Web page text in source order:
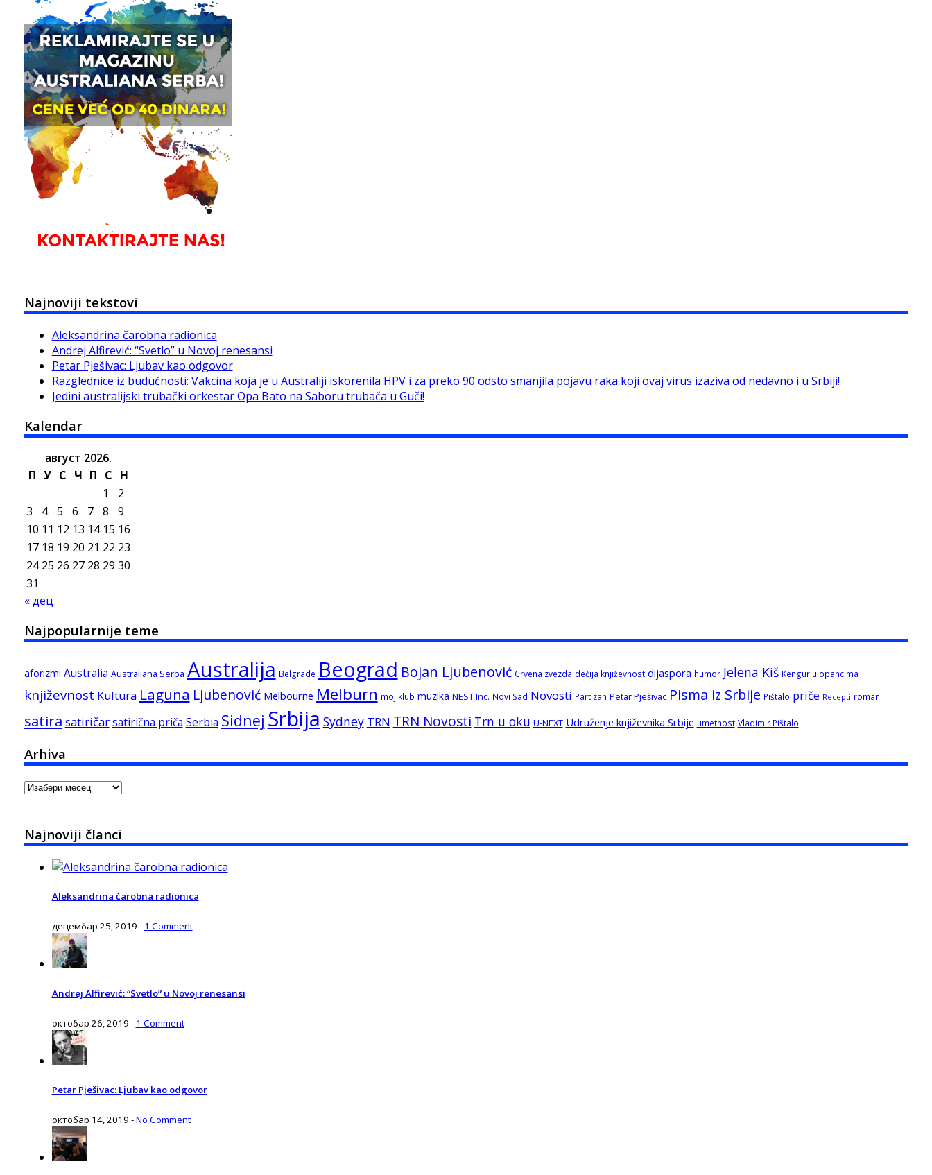
Najnoviji tekstovi
Aleksandrina čarobna radionica
Andrej Alfirević: “Svetlo” u Novoj renesansi
Petar Pješivac: Ljubav kao odgovor
Razglednice iz budućnosti: Vakcina koja je u Australiji iskorenila HPV i za preko 90 odsto smanjila pojavu raka koji ovaj virus izaziva od nedavno i u Srbiji!
Jedini australijski trubački orkestar Opa Bato na Saboru trubača u Guči!
Kalendar
август 2026.
П У С Ч П С Н
1
2
3
4 5 6 7 8
9
10 11 12 13 14 15 16
17 18 19 20 21 22 23
24 25 26 27 28 29 30
31
« дец
Najpopularnije teme
aforizmi Australia Australiana Serba Australija Belgrade Beograd Bojan Ljubenović Crvena zvezda dečija književnost dijaspora humor Jelena Kiš Kengur u opancima
književnost Kultura Laguna Ljubenović Melbourne Melburn moj klub muzika NEST Inc. Novi Sad Novosti Partizan Petar Pješivac Pisma iz Srbije Pištalo priče Recepti roman
satira satiričar satirična priča Serbia Sidnej Srbija Sydney TRN TRN Novosti Trn u oku U-NEXT Udruženje književnika Srbije umetnost Vladimir Pištalo
Arhiva
Arhiva
Najnoviji članci
Aleksandrina čarobna radionica
децембар 25, 2019 - 1 Comment
Andrej Alfirević: “Svetlo” u Novoj renesansi
октобар 26, 2019 - 1 Comment
Petar Pješivac: Ljubav kao odgovor
октобар 14, 2019 -No Comment